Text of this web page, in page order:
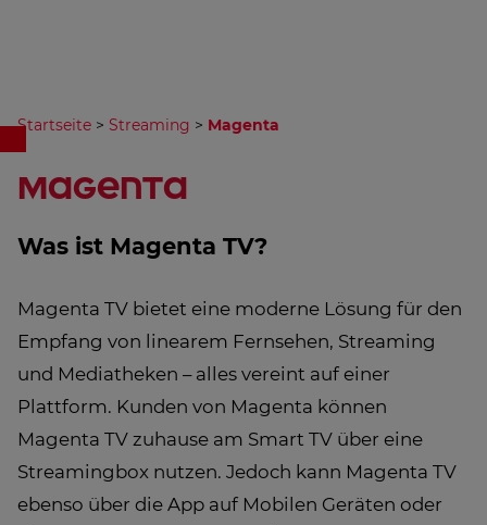
Startseite > Streaming > Magenta
Magenta
Was ist Magenta TV?
Magenta TV bietet eine moderne Lösung für den
Empfang von linearem Fernsehen, Streaming
und Mediatheken – alles vereint auf einer
Plattform. Kunden von Magenta können
Magenta TV zuhause am Smart TV über eine
Streamingbox nutzen. Jedoch kann Magenta TV
ebenso über die App auf Mobilen Geräten oder